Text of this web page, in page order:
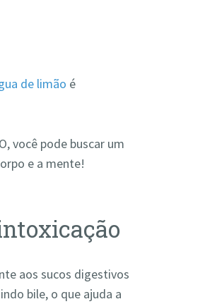
de limão é
você pode buscar um
e a mente!
aos sucos digestivos
bile, o que ajuda a